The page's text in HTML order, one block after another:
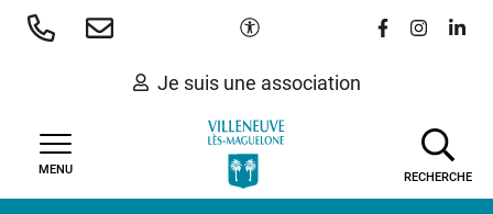
Aller
Paramètres d'accessibilité
Lien vers le
Lien vers
Lien
Je suis une association
MENU
RECHERCHE